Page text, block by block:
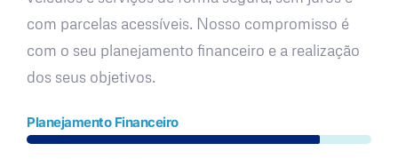
com parcelas acessíveis. Nosso compromisso é
com o seu planejamento financeiro e a realização
dos seus objetivos.
Planejamento Financeiro